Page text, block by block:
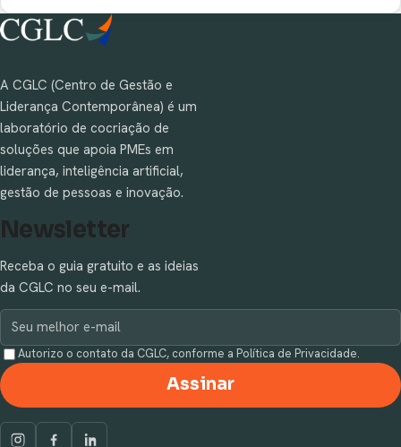
A CGLC (Centro de Gestão e
Liderança Contemporânea) é um
laboratório de cocriação de
soluções que apoia PMEs em
liderança, inteligência artificial,
gestão de pessoas e inovação.
Newsletter
Receba o guia gratuito e as ideias
da CGLC no seu e-mail.
Autorizo o contato da CGLC, conforme a Política de Privacidade.
Assinar